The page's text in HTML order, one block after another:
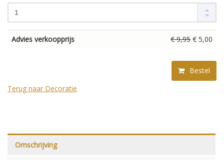
Advies verkoopprijs € 9,95 € 5,00
Bestel
Terug naar Decoratie
Omschrijving